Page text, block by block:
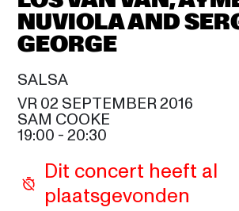
LEVEL 42
SIR DUKE
TOM JONES
SAM COOKE
BRANFORD MARSALIS
QUARTET WITH SPECIAL
GUEST KURT ELLING
CELIA
NUVIOLA AND
GEORGE
SALSA
VR 02 SEPTEMBER 2016
SAM COOKE
19:00 - 20:30
Dit concert heeft al
plaatsgevonden